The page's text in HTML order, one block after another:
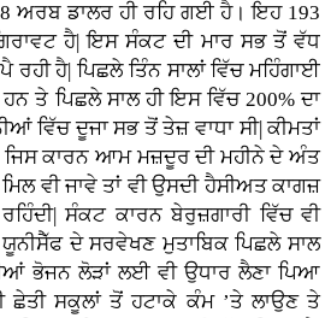
ਅਰਬ ਡਾਲਰ ਹੀ ਰਹਿ ਗਈ ਹੈ। ਇਹ 193
ਹੈ| ਇਸ ਸੰਕਟ ਦੀ ਮਾਰ ਸਭ ਤੋਂ ਵੱਧ
ਰਹੀ ਹੈ| ਪਿਛਲੇ ਤਿੰਨ ਸਾਲਾਂ ਵਿੱਚ ਮਹਿੰਗਾਈ
ਤੇ ਪਿਛਲੇ ਸਾਲ ਹੀ ਇਸ ਵਿੱਚ 200% ਦਾ
ਵਿੱਚ ਦੂਜਾ ਸਭ ਤੋਂ ਤੇਜ਼ ਵਾਧਾ ਸੀ| ਕੀਮਤਾਂ
ਜਿਸ ਕਾਰਨ ਆਮ ਮਜ਼ਦੂਰ ਦੀ ਮਹੀਨੇ ਦੇ ਅੰਤ
ਵੀ ਜਾਵੇ ਤਾਂ ਵੀ ਉਸਦੀ ਹੈਸੀਅਤ ਕਾਗਜ਼
ਸੰਕਟ ਕਾਰਨ ਬੇਰੁਜ਼ਗਾਰੀ ਵਿੱਚ ਵੀ
ਦੇ ਸਰਵੇਖਣ ਮੁਤਾਬਿਕ ਪਿਛਲੇ ਸਾਲ
ਭੋਜਨ ਲੋੜਾਂ ਲਈ ਵੀ ਉਧਾਰ ਲੈਣਾ ਪਿਆ
ਛੇਤੀ ਸਕੂਲਾਂ ਤੋਂ ਹਟਾਕੇ ਕੰਮ ’ਤੇ ਲਾਉਣ ਤੇ